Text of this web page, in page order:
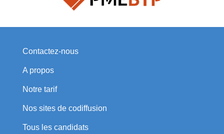
Contactez-nous
A propos
Notre tarif
Nos sites de codiffusion
Tous les candidats